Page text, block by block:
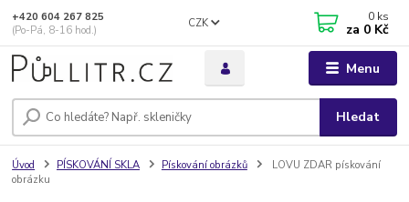
Menu
CZK
Hledat
+420 604 267 825
(Po-Pá, 8-16 hod.)
0 ks
za 0 Kč
Úvod PÍSKOVÁNÍ SKLA Pískování obrázků
LOVU ZDAR pískování
obrázku